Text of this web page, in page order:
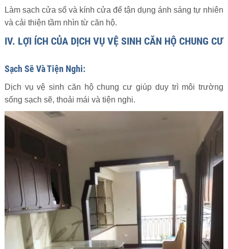
Làm sạch cửa sổ và kính cửa để tận dụng ánh sáng tự nhiên
và cải thiện tầm nhìn từ căn hộ.
IV. LỢI ÍCH CỦA DỊCH VỤ VỆ SINH CĂN HỘ CHUNG CƯ
Sạch Sẽ Và Tiện Nghi:
Dịch vụ vệ sinh căn hộ chung cư giúp duy trì môi trường
sống sạch sẽ, thoải mái và tiện nghi.